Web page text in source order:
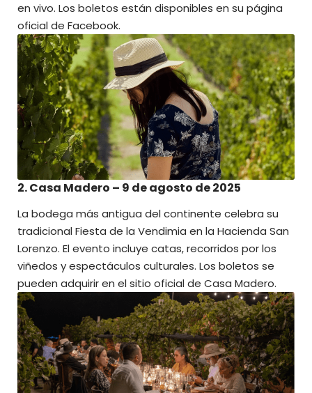
en vivo. Los boletos están disponibles en su página
oficial de Facebook. ​
2. Casa Madero – 9 de agosto de 2025
La bodega más antigua del continente celebra su
tradicional Fiesta de la Vendimia en la Hacienda San
Lorenzo. El evento incluye catas, recorridos por los
viñedos y espectáculos culturales. Los boletos se
pueden adquirir en el sitio oficial de Casa Madero.